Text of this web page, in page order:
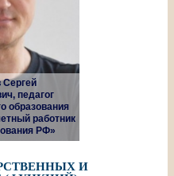
педагог
образования
работник
РФ»
И